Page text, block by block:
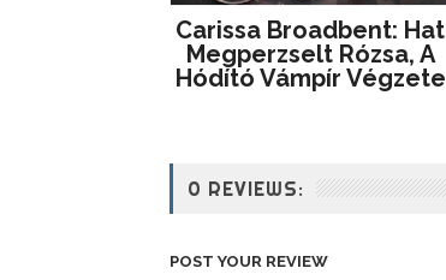
Carissa Broadbent: Hat
Megperzselt Rózsa, A
Hódító Vámpír Végzete
0 REVIEWS:
POST YOUR REVIEW